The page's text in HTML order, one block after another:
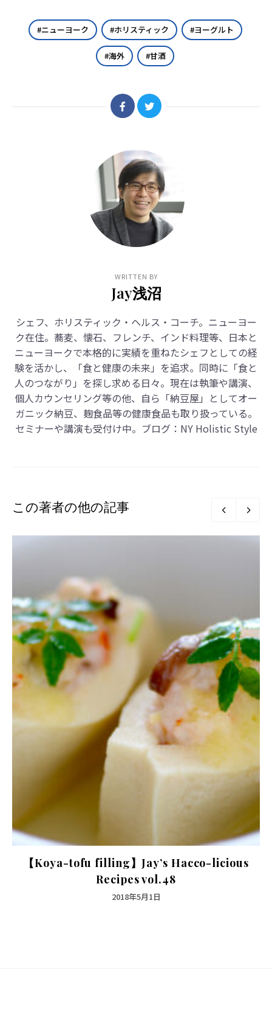
ニューヨーク ホリスティック ヨーグルト
海外 甘酒
WRITTEN BY
Jay浅沼
シェフ、ホリスティック・ヘルス・コーチ。ニューヨー
ク在住。蕎麦、懐石、フレンチ、インド料理等、日本と
ニューヨークで本格的に実績を重ねたシェフとしての経
験を活かし、「食と健康の未来」を追求。同時に「食と
人のつながり」を探し求める日々。現在は執筆や講演、
個人カウンセリング等の他、自ら「納豆屋」としてオー
ガニック納豆、麹食品等の健康食品も取り扱っている。
セミナーや講演も受付け中。ブログ： NY Holistic Style
この著者の他の記事
【Koya-tofu filling】Jay’s Hacco-licious
Recipes vol.48
2018年5月1日